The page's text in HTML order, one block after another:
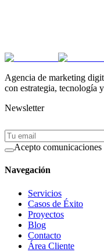
política de
Agencia de marketing
con estrategia, tecnología
Newsletter
Acepto
Navegación
Servicios
Casos de Éxito
Proyectos
Blog
Contacto
Área Cliente